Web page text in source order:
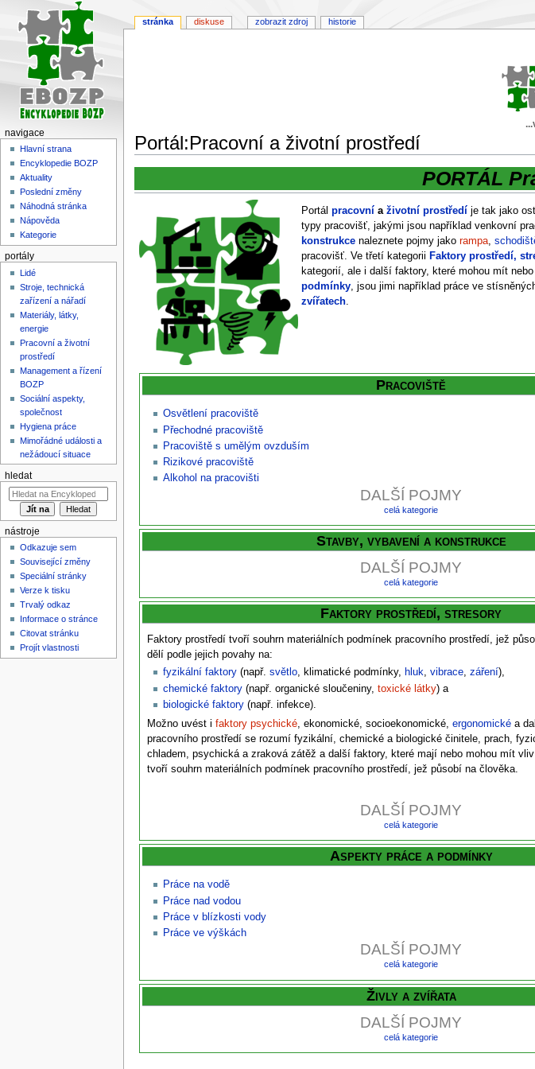
Portál:Pracovní a životní prostředí
na
na
PORTÁL
Portál pracovní a životní prostředí je tak jako
typy pracovišť, jakými jsou například venkovní
konstrukcenaleznete pojmy jako rampa,
pracovišť. Ve třetí kategorii Faktory prostředí,
kategorií, ale i další faktory, které mohou mít
podmínky, jsou jimi například práce ve
zvířatech.
Pracoviště
Osvětlení pracoviště
Přechodné pracoviště
Pracoviště s umělým ovzduším
Rizikové pracoviště
Alkohol na pracovišti
DALŠÍ POJMY
celá kategorie
Stavby, vybavení a konstrukce
DALŠÍ POJMY
celá kategorie
Faktory prostředí, stresory
Faktory prostředí tvoří souhrn materiálních podmínek pracovního prostředí, jež
dělí podle jejich povahy na:
fyzikální faktory (např.světlo, klimatické podmínky, hluk,vibrace,záření),
chemické faktory (např. organické sloučeniny,toxické látky) a
biologické faktory (např. infekce).
Možno uvést i faktory psychické, ekonomické, socioekonomické, ergonomickéa
pracovního prostředí se rozumí fyzikální, chemické a biologické činitele, prach,
chladem, psychická a zraková zátěž a další faktory, které mají nebo mohou mít
tvoří souhrn materiálních podmínek pracovního prostředí, jež působí na člověka.
DALŠÍ POJMY
celá kategorie
Aspekty práce a podmínky
Práce na vodě
Práce nad vodou
Práce v blízkosti vody
Práce ve výškách
DALŠÍ POJMY
celá kategorie
Živly a zvířata
DALŠÍ POJMY
celá kategorie
stránka diskuse zobrazit zdroj historie
navigace
Hlavní strana
Encyklopedie BOZP
Aktuality
Poslední změny
Náhodná stránka
Nápověda
Kategorie
portály
Lidé
Stroje, technická
zařízení a nářadí
Materiály, látky,
energie
Pracovní a životní
prostředí
Management a řízení
BOZP
Sociální aspekty,
společnost
Hygiena práce
Mimořádné události a
nežádoucí situace
hledat
nástroje
Odkazuje sem
Související změny
Speciální stránky
Verze k tisku
Trvalý odkaz
Informace o stránce
Citovat stránku
Projít vlastnosti